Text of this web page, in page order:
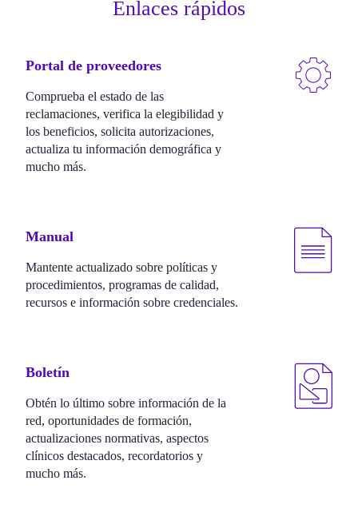
Enlaces rápidos
Portal de proveedores
Comprueba el estado de las
reclamaciones, verifica la elegibilidad y
los beneficios, solicita autorizaciones,
actualiza tu información demográfica y
mucho más.
Manual
Mantente actualizado sobre políticas y
procedimientos, programas de calidad,
recursos e información sobre credenciales.
Boletín
Obtén lo último sobre información de la
red, oportunidades de formación,
actualizaciones normativas, aspectos
clínicos destacados, recordatorios y
mucho más.